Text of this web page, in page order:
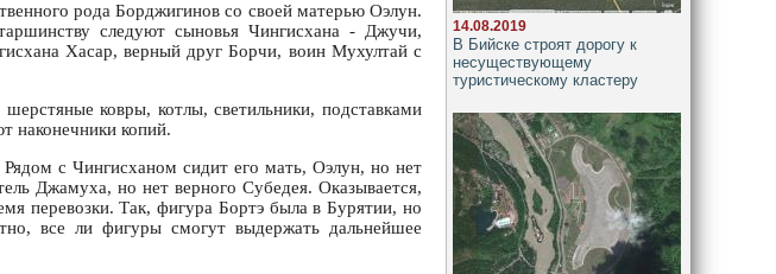
рода Борджигинов со своей матерью Оэлун.
следуют сыновья Чингисхана - Джучи,
Хасар, верный друг Борчи, воин Мухултай с
ковры, котлы, светильники, подставками
наконечники копий.
с Чингисханом сидит его мать, Оэлун, но нет
Джамуха, но нет верного Субедея. Оказывается,
перевозки. Так, фигура Бортэ была в Бурятии, но
все ли фигуры смогут выдержать дальнейшее
14.08.2019
В Бийске строят дорогу к
несуществующему
туристическому кластеру